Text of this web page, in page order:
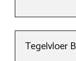
Tegelvloer